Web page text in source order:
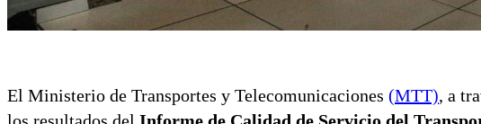
El Ministerio de Transportes y Telecomunicaciones (MTT), a